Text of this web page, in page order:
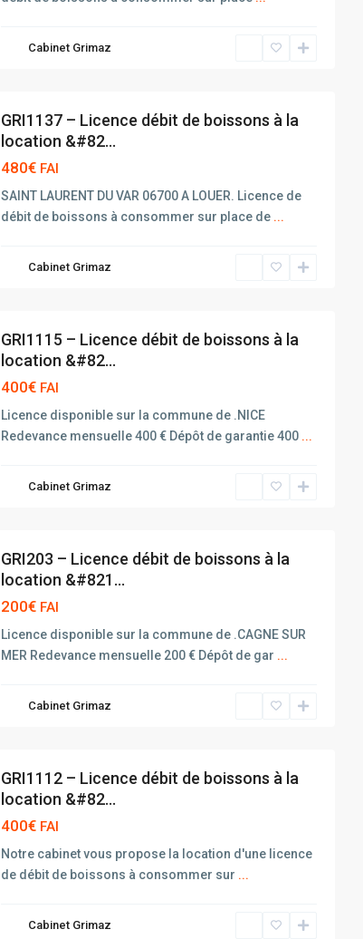
Cabinet Grimaz
GRI1137 – Licence débit de boissons à la
location &#82...
480€ FAI
SAINT LAURENT DU VAR 06700 A LOUER. Licence de
débit de boissons à consommer sur place de ...
Cabinet Grimaz
GRI1115 – Licence débit de boissons à la
location &#82...
400€ FAI
Licence disponible sur la commune de .NICE
Redevance mensuelle 400 € Dépôt de garantie 400 ...
Cabinet Grimaz
GRI203 – Licence débit de boissons à la
location &#821...
200€ FAI
Licence disponible sur la commune de .CAGNE SUR
MER Redevance mensuelle 200 € Dépôt de gar ...
Cabinet Grimaz
GRI1112 – Licence débit de boissons à la
location &#82...
400€ FAI
Notre cabinet vous propose la location d'une licence
de débit de boissons à consommer sur ...
Cabinet Grimaz